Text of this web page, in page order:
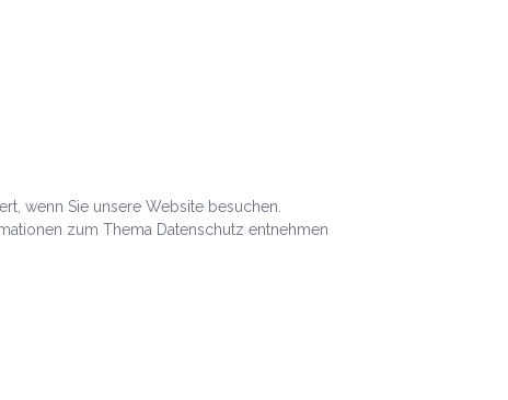
wenn Sie unsere Website besuchen.
zum Thema Datenschutz entnehmen